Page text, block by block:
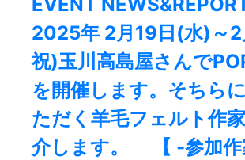
EVENT
2025年 2月19日(水)～2
祝)玉川高島屋さんで
を開催します。そちら
ただく羊毛フェルト作
介します。 【 -参加作